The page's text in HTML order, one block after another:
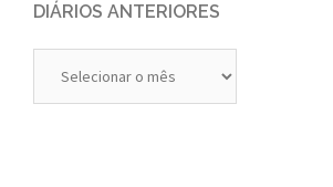
DIÁRIOS ANTERIORES
Anteriores